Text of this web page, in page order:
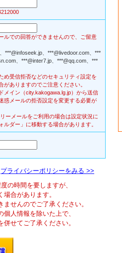
ルでの回答ができませんので、ご留意
​***@infoseek.jp、​***@livedoor.com、​***
、​***@inter7.jp、​***@qq.com、​***
め受信拒否などのセキュリティ設定を
がありますのでご注意ください。
メイン（city.kakogawa.lg.jp）から送信
惑メールの拒否設定を変更する必要が
ーメールをご利用の場合は設定状況に
ルダー」に移動する場合があります。
プライバシーポリシーをみる >>
の時間を要しますが、
合があります。
せんのでご了承ください。
人情報を除いた上で、
せてご了承ください。